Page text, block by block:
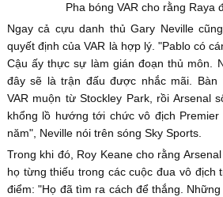
Pha bóng VAR cho rằng Raya
Ngay cả cựu danh thủ Gary Neville
quyết định của VAR là hợp lý. "Pablo có
Cậu ấy thực sự làm gián đoạn thủ môn.
đây sẽ là trận đấu được nhắc mãi. Bàn
VAR muộn từ Stockley Park, rồi Arsenal
khổng lồ hướng tới chức vô địch
năm", Neville nói trên sóng Sky Sports.
Trong khi đó, Roy Keane cho rằng
họ từng thiếu trong các cuộc đua vô địch
điểm: "Họ đã tìm ra cách để thắng.